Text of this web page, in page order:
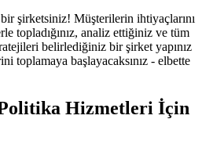
şirketsiniz! Müşterilerin ihtiyaçlarını
topladığınız, analiz ettiğiniz ve tüm
belirlediğiniz bir şirket yapınız
toplamaya başlayacaksınız - elbette
Hizmetleri İçin